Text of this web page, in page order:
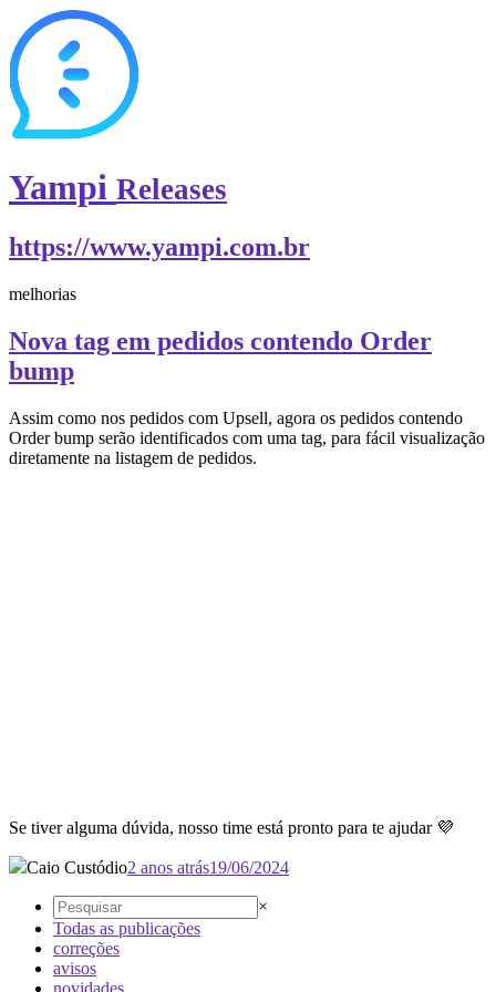
Yampi Releases
https://www.yampi.com.br
melhorias
Nova tag em pedidos contendo Order
bump
Assim como nos pedidos com Upsell, agora os pedidos contendo
Order bump serão identificados com uma tag, para fácil visualização
diretamente na listagem de pedidos.
Se tiver alguma dúvida, nosso time está pronto para te ajudar 💜
Caio Custódio2 anos atrás19/06/2024
×
Todas as publicações
correções
avisos
novidades